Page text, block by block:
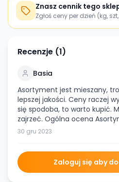
Znasz cennik tego
Zgłoś ceny per dzień (kg, szt,
Recenzje (1)
Basia
Asortyment jest mieszany,
lepszej jakości. Ceny raczej
się spodoba, to warto kupić.
zajrzeć. Ogólna ocena
30 gru 2023
Zaloguj się aby